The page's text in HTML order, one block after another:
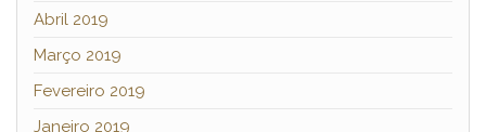
Abril 2019
Março 2019
Fevereiro 2019
Janeiro 2019